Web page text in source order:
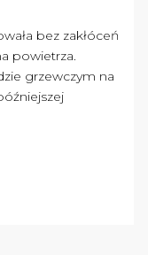
bez zakłóceń
powietrza.
grzewczym na